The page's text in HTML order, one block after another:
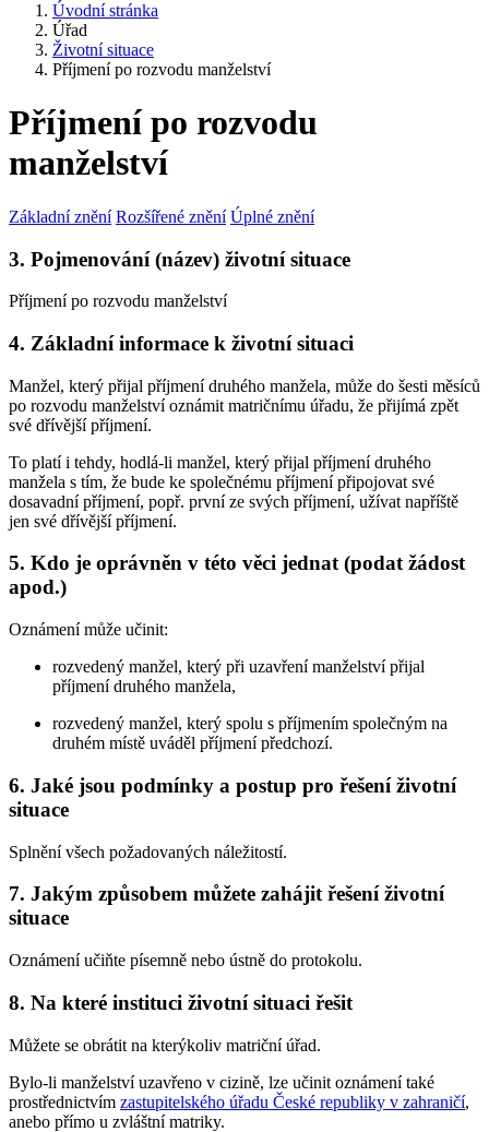
Úvodní stránka
Úřad
Životní situace
Příjmení po rozvodu manželství
Příjmení po rozvodu
manželství
Základní znění Rozšířené znění Úplné znění
3. Pojmenování (název) životní situace
Příjmení po rozvodu manželství
4. Základní informace k životní situaci
Manžel, který přijal příjmení druhého manžela, může do šesti měsíců
po rozvodu manželství oznámit matričnímu úřadu, že přijímá zpět
své dřívější příjmení.
To platí i tehdy, hodlá-li manžel, který přijal příjmení druhého
manžela s tím, že bude ke společnému příjmení připojovat své
dosavadní příjmení, popř. první ze svých příjmení, užívat napříště
jen své dřívější příjmení.
5. Kdo je oprávněn v této věci jednat (podat žádost
apod.)
Oznámení může učinit:
rozvedený manžel, který při uzavření manželství přijal
příjmení druhého manžela,
rozvedený manžel, který spolu s příjmením společným na
druhém místě uváděl příjmení předchozí.
6. Jaké jsou podmínky a postup pro řešení životní
situace
Splnění všech požadovaných náležitostí.
7. Jakým způsobem můžete zahájit řešení životní
situace
Oznámení učiňte písemně nebo ústně do protokolu.
8. Na které instituci životní situaci řešit
Můžete se obrátit na kterýkoliv matriční úřad.
Bylo-li manželství uzavřeno v cizině, lze učinit oznámení také
prostřednictvím zastupitelského úřadu České republiky v zahraničí,
anebo přímo u zvláštní matriky.